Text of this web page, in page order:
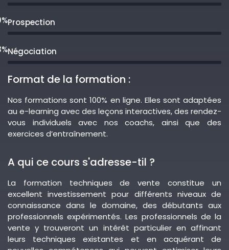
Prospection
Négociation
Format de la formation :
Nos formations sont 100% en ligne. Elles sont adaptées
au e-learning avec des leçons interactives, des rendez-
vous individuels avec nos coachs, ainsi que des
exercices d’entraînement.
A qui ce cours s'adresse-til ?
La formation techniques de vente constitue un
excellent investissement pour différents niveaux de
connaissance dans le domaine, des débutants aux
professionnels expérimentés. Les professionnels de la
vente y trouveront un intérêt particulier en affinant
leurs techniques existantes et en acquérant de